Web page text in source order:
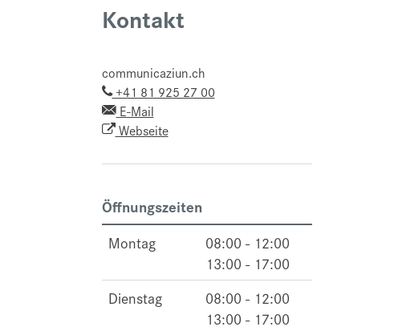
Kontakt
communicaziun.ch
+41 81 925 27 00
E-Mail
Webseite
Öffnungszeiten
Montag
08:00 - 12:00
13:00 - 17:00
Dienstag
08:00 - 12:00
13:00 - 17:00